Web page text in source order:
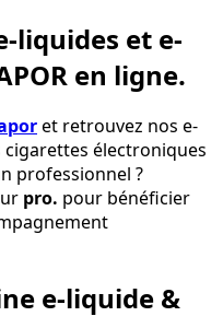
liquides et e-
en ligne.
et retrouvez nos e-
électroniques
professionnel ?
pro. pour bénéficier
e-liquide &